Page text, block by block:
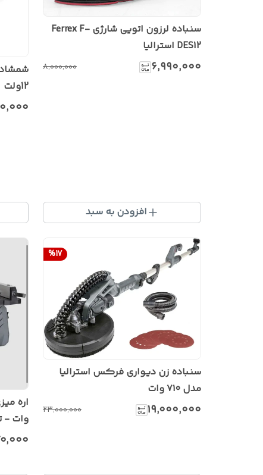
سنباده لرزون اتویی شارژی Ferrex F-
DES12 استرالیا
۶٬۹۹۰٬۰۰۰ ۸٬۰۰۰٬۰۰۰
افزودن به سبد
12ولت
%17
سنباده زن دیواری فرکس استرالیا
مدل ۷۱۰ وات
۱۹٬۰۰۰٬۰۰۰ ۲۳٬۰۰۰٬۰۰۰
MDF و چوب